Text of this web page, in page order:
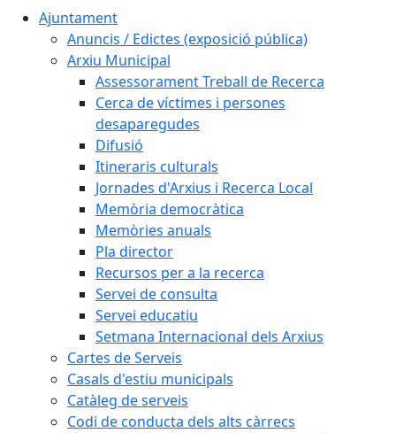
Ajuntament
Anuncis / Edictes (exposició pública)
Arxiu Municipal
Assessorament Treball de Recerca
Cerca de víctimes i persones
desaparegudes
Difusió
Itineraris culturals
Jornades d'Arxius i Recerca Local
Memòria democràtica
Memòries anuals
Pla director
Recursos per a la recerca
Servei de consulta
Servei educatiu
Setmana Internacional dels Arxius
Cartes de Serveis
Casals d'estiu municipals
Catàleg de serveis
Codi de conducta dels alts càrrecs